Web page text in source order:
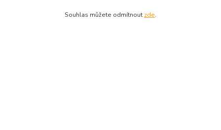
Souhlas můžete odmítnout zde.